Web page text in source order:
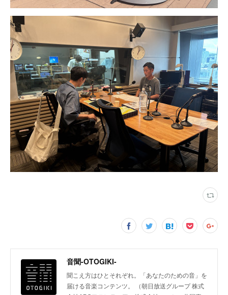
音聞-OTOGIKI-
聞こえ方はひとそれぞれ。「あなたのための音」を
届ける音楽コンテンツ。 （朝日放送グループ 株式